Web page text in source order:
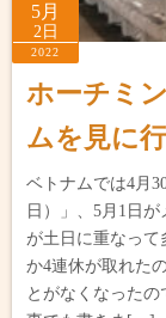
5月
2日
2022
ホーチミ
ムを見に行
ベトナムでは4月
日）」、5月1日
が土日に重なって
か4連休が取れた
とがなくなった